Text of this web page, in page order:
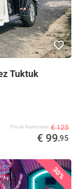
Tuktuk
Prix ​​du fournisseur € 125
€ 99,95
30%